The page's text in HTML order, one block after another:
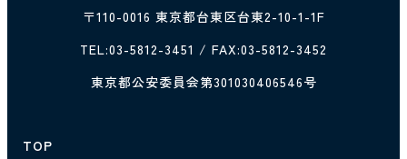
〒110-0016 東京都台東区台東2-10-1-1F
TEL:03-5812-3451 / FAX:03-5812-3452
東京都公安委員会第301030406546号
TOP